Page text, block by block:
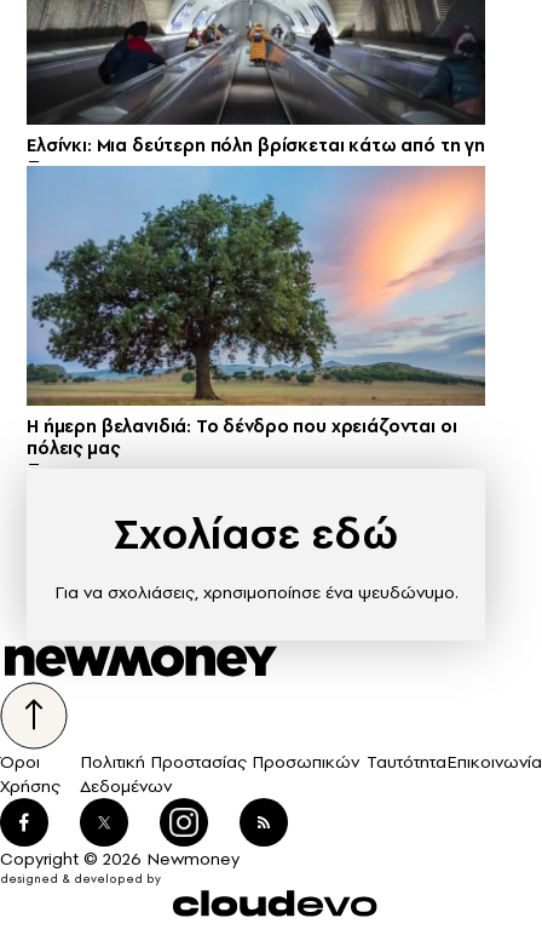
Ελσίνκι: Mια δεύτερη πόλη βρίσκεται κάτω από τη γη
Η ήμερη βελανιδιά: Το δένδρο που χρειάζονται οι
πόλεις μας
Σχολίασε εδώ
Για να σχολιάσεις, χρησιμοποίησε ένα ψευδώνυμο.
Όροι
Χρήσης
Πολιτική Προστασίας Προσωπικών
Δεδομένων
ΤαυτότηταΕπικοινωνία
Copyright © 2026 Newmoney
designed & developed by